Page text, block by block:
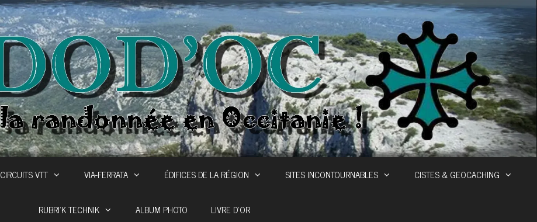
CIRCUITS VTT VIA-FERRATA ÉDIFICES DE LA RÉGION SITES INCONTOURNABLES CISTES & GEOCACHING
RUBRI’K TECHNIK ALBUM PHOTO LIVRE D’OR